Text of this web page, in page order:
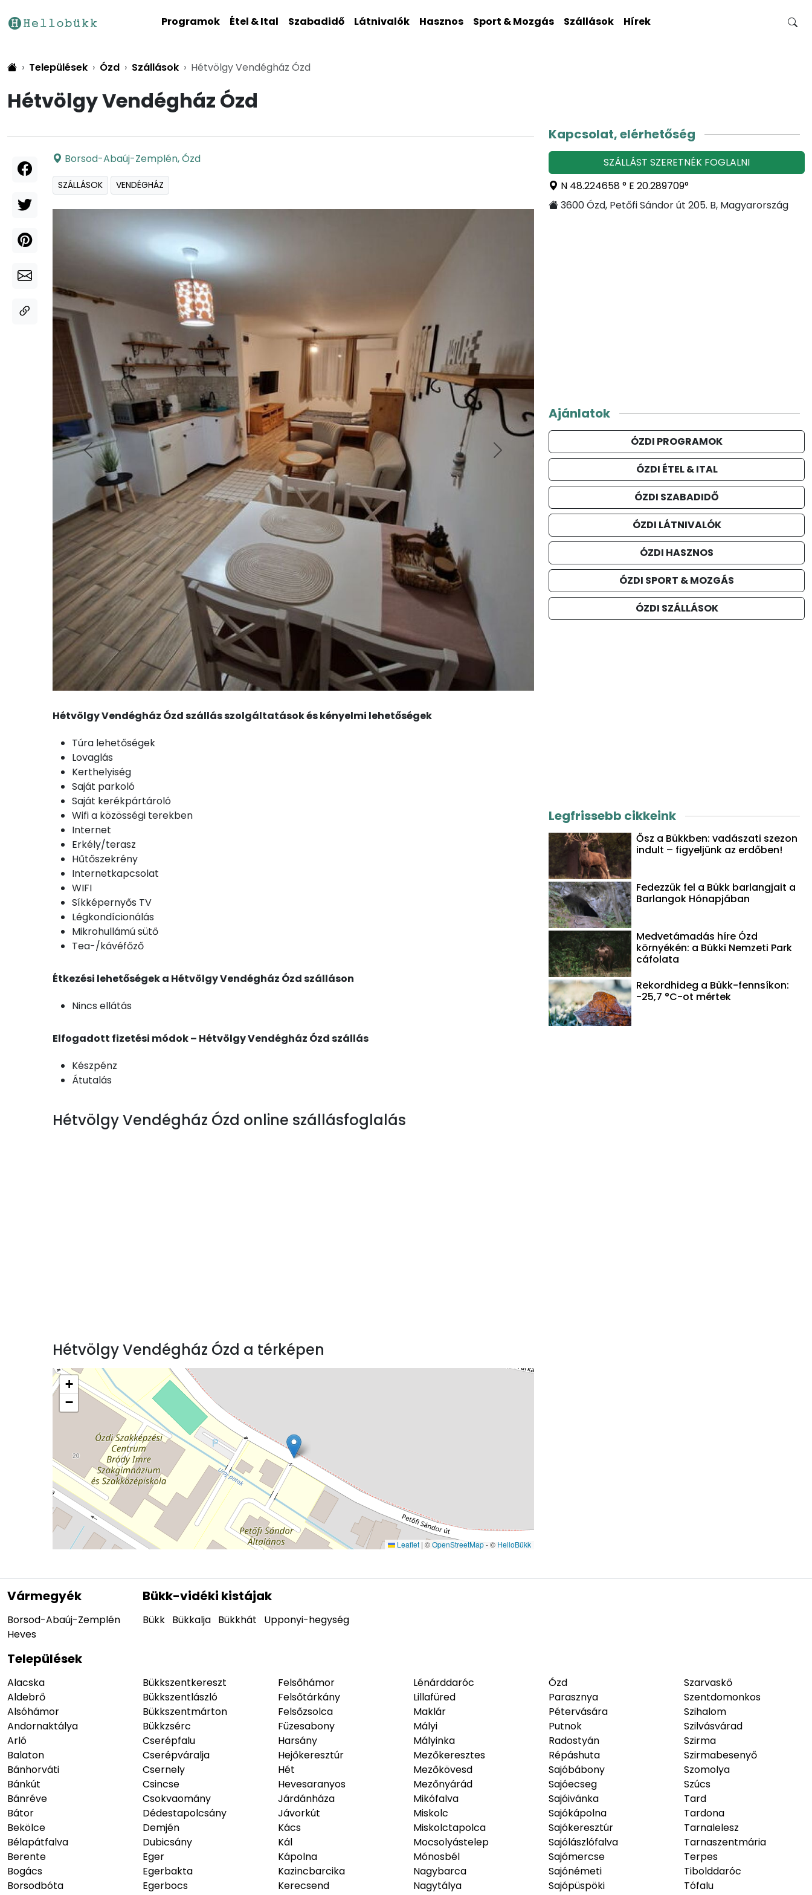
Programok Étel & Ital Szabadidő Látnivalók Hasznos Sport & Mozgás Szállások Hírek
Települések Ózd Szállások Hétvölgy Vendégház Ózd
Hétvölgy Vendégház Ózd
Borsod-Abaúj-Zemplén,Ózd
SZÁLLÁSOK VENDÉGHÁZ
Hétvölgy Vendégház Ózd szállás szolgáltatások és kényelmi lehetőségek
Túra lehetőségek
Lovaglás
Kerthelyiség
Saját parkoló
Saját kerékpártároló
Wifi a közösségi terekben
Internet
Erkély/terasz
Hűtőszekrény
Internetkapcsolat
WIFI
Síkképernyős TV
Légkondícionálás
Mikrohullámú sütő
Tea-/kávéfőző
Étkezési lehetőségek a Hétvölgy Vendégház Ózd szálláson
Nincs ellátás
Elfogadott fizetési módok – Hétvölgy Vendégház Ózd szállás
Készpénz
Átutalás
Hétvölgy Vendégház Ózd online szállásfoglalás
Hétvölgy Vendégház Ózd a térképen
+
−
Leaflet | ©OpenStreetMap- © HelloBükk
Kapcsolat, elérhetőség
SZÁLLÁST SZERETNÉK FOGLALNI
N 48.224658 ° E 20.289709°
3600 Ózd, Petőfi Sándor út 205. B, Magyarország
Ajánlatok
ÓZDI PROGRAMOK
ÓZDI ÉTEL & ITAL
ÓZDI SZABADIDŐ
ÓZDI LÁTNIVALÓK
ÓZDI HASZNOS
ÓZDI SPORT & MOZGÁS
ÓZDI SZÁLLÁSOK
Legfrissebb cikkeink
Ősz a Bükkben: vadászati szezon
indult – figyeljünk az erdőben!
Fedezzük fel a Bükk barlangjait a
Barlangok Hónapjában
Medvetámadás híre Ózd
környékén: a Bükki Nemzeti Park
cáfolata
Rekordhideg a Bükk-fennsíkon:
-25,7 °C-ot mértek
Vármegyék
Borsod-Abaúj-Zemplén
Heves
Bükk-vidéki kistájak
Bükk Bükkalja Bükkhát Upponyi-hegység
Települések
Alacska
Aldebrő
Alsóhámor
Andornaktálya
Arló
Balaton
Bánhorváti
Bánkút
Bánréve
Bátor
Bekölce
Bélapátfalva
Berente
Bogács
Borsodbóta
Bükkszentkereszt
Bükkszentlászló
Bükkszentmárton
Bükkzsérc
Cserépfalu
Cserépváralja
Csernely
Csincse
Csokvaomány
Dédestapolcsány
Demjén
Dubicsány
Eger
Egerbakta
Egerbocs
Felsőhámor
Felsőtárkány
Felsőzsolca
Füzesabony
Harsány
Hejőkeresztúr
Hét
Hevesaranyos
Járdánháza
Jávorkút
Kács
Kál
Kápolna
Kazincbarcika
Kerecsend
Lénárddaróc
Lillafüred
Maklár
Mályi
Mályinka
Mezőkeresztes
Mezőkövesd
Mezőnyárád
Mikófalva
Miskolc
Miskolctapolca
Mocsolyástelep
Mónosbél
Nagybarca
Nagytálya
Ózd
Parasznya
Pétervására
Putnok
Radostyán
Répáshuta
Sajóbábony
Sajóecseg
Sajóivánka
Sajókápolna
Sajókeresztúr
Sajólászlófalva
Sajómercse
Sajónémeti
Sajópüspöki
Szarvaskő
Szentdomonkos
Szihalom
Szilvásvárad
Szirma
Szirmabesenyő
Szomolya
Szúcs
Tard
Tardona
Tarnalelesz
Tarnaszentmária
Terpes
Tibolddaróc
Tófalu